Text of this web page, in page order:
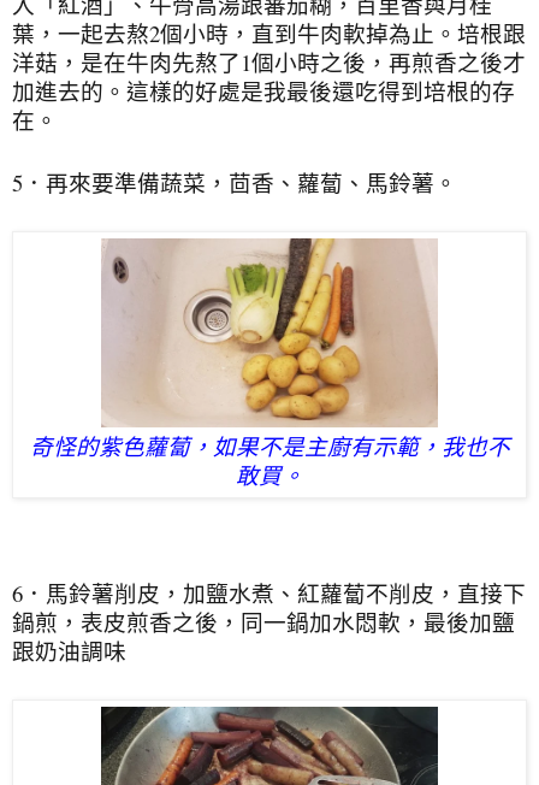
葉，一起去熬2個小時，直到牛肉軟掉為止。培根跟
洋菇，是在牛肉先熬了1個小時之後，再煎香之後才
加進去的。這樣的好處是我最後還吃得到培根的存
在。
5．再來要準備蔬菜，茴香、蘿蔔、馬鈴薯。
奇怪的紫色蘿蔔，如果不是主廚有示範，我也不
敢買。
6．馬鈴薯削皮，加鹽水煮、紅蘿蔔不削皮，直接下
鍋煎，表皮煎香之後，同一鍋加水悶軟，最後加鹽
跟奶油調味